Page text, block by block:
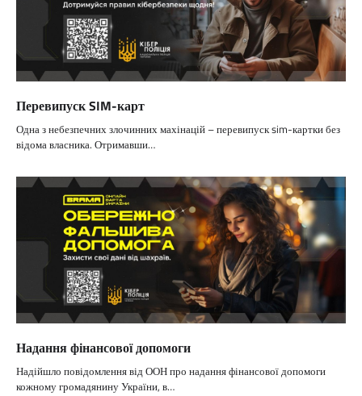
Перевипуск SIM-карт
Одна з небезпечних злочинних махінацій – перевипуск sim-картки без
відома власника. Отримавши…
Надання фінансової допомоги
Надійшло повідомлення від ООН про надання фінансової допомоги
кожному громадянину України, в…